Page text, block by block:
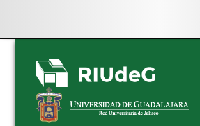
Skip
navigation